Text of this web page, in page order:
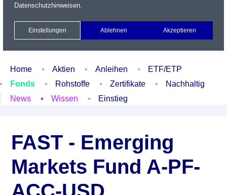
Xetra Realtime
Watchlist Portfolio Login
Home Aktien Anleihen
ETF/ETP
Fonds
Rohstoffe Zertifikate
Nachhaltig
News
Wissen Einstieg
FAST - Emerging
Markets Fund A-PF-
Datenschutzhinweisen.
Einstellungen Ablehnen Akzeptieren